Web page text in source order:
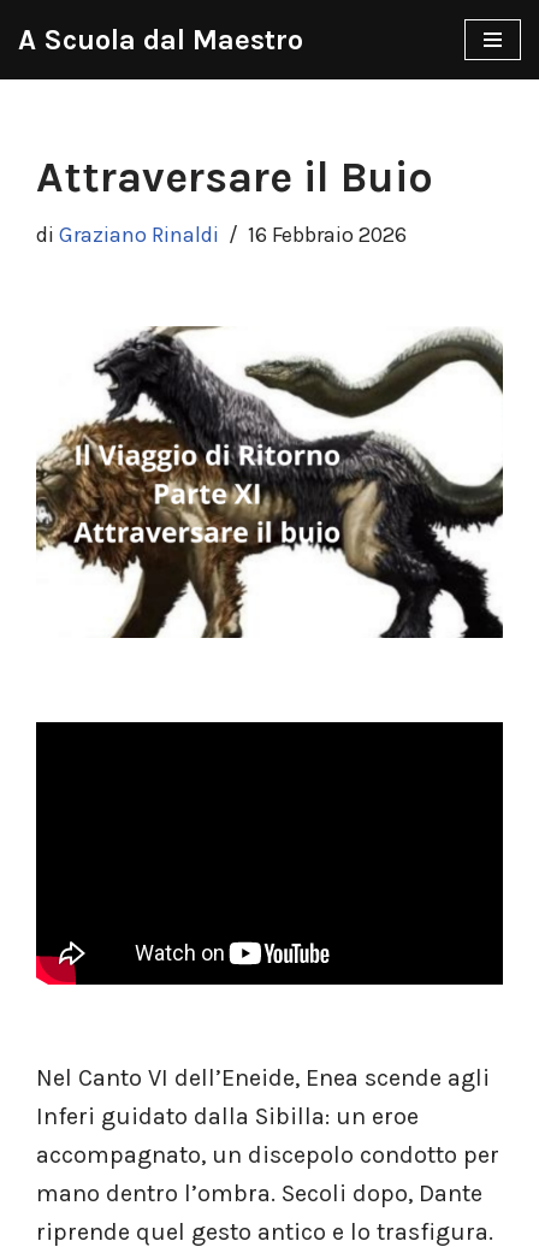
A Scuola dal Maestro
Attraversare il Buio
di Graziano Rinaldi 16 Febbraio 2026
Nel Canto VI dell’Eneide, Enea scende agli
Inferi guidato dalla Sibilla: un eroe
accompagnato, un discepolo condotto per
mano dentro l’ombra. Secoli dopo, Dante
riprende quel gesto antico e lo trasfigura.